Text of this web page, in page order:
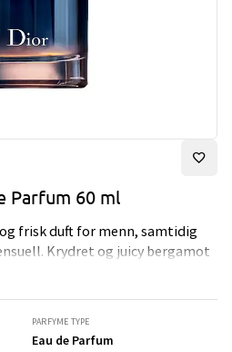
Parfum 60 ml
frisk duft for menn, samtidig
Krydret og juicy bergamot
PARFYME TYPE
Eau de Parfum